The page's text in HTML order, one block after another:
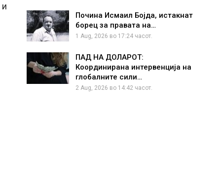
Почина Исмаил Бојда, истакнат
борец за правата на…
1 Aug, 2026 во 17:24 часот.
ПАД НА ДОЛАРОТ:
Координирана интервенција на
глобалните сили…
2 Aug, 2026 во 14:42 часот.